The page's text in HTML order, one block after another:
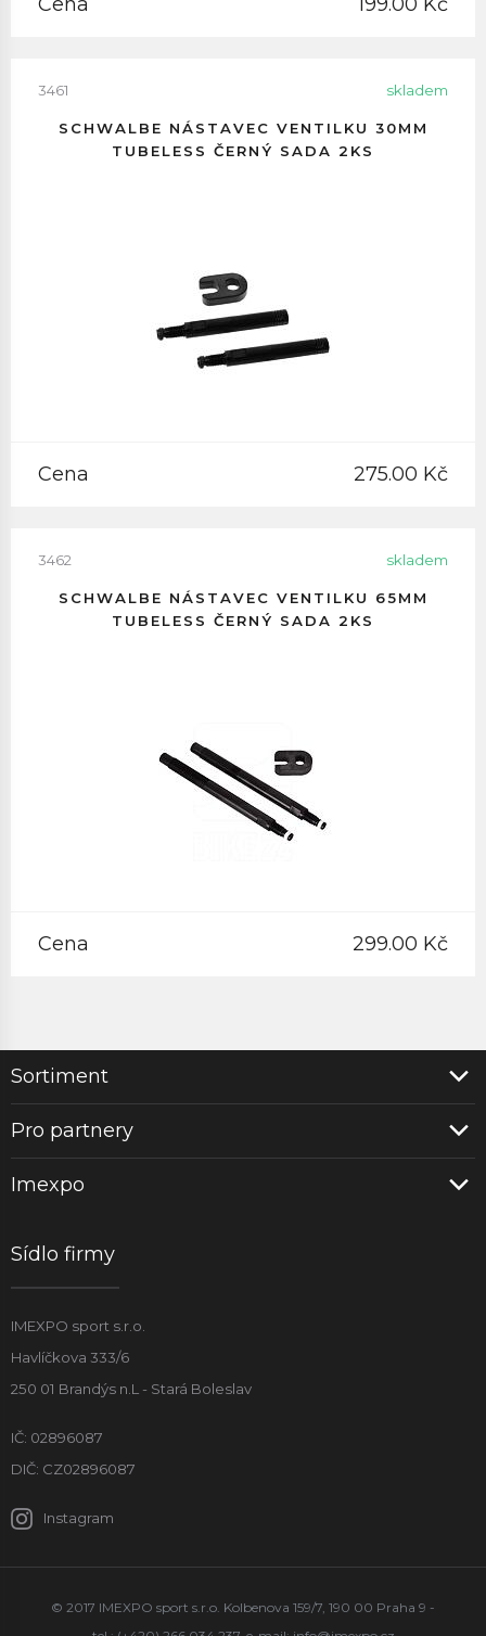
3461 skladem
SCHWALBE NÁSTAVEC VENTILKU 30MM
TUBELESS ČERNÝ SADA 2KS
Cena 275.00 Kč
3462 skladem
SCHWALBE NÁSTAVEC VENTILKU 65MM
TUBELESS ČERNÝ SADA 2KS
Cena 299.00 Kč
Sortiment
Pro partnery
Imexpo
Sídlo firmy
IMEXPO sport s.r.o.
Havlíčkova 333/6
250 01 Brandýs n.L - Stará Boleslav
IČ: 02896087
DIČ: CZ02896087
Instagram
© 2017 IMEXPO sport s.r.o. Kolbenova 159/7, 190 00 Praha 9 -